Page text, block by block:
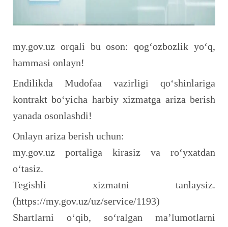
my.gov.uz orqali bu oson: qog‘ozbozlik yo‘q,
hammasi onlayn!
Endilikda Mudofaa vazirligi qo‘shinlariga
kontrakt bo‘yicha harbiy xizmatga ariza berish
yanada osonlashdi!
Onlayn ariza berish uchun:
my.gov.uz portaliga kirasiz va ro‘yxatdan
o‘tasiz.
Tegishli xizmatni tanlaysiz.
(https://my.gov.uz/uz/service/1193)
Shartlarni o‘qib, so‘ralgan ma’lumotlarni